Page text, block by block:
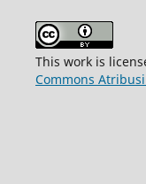
This work is
Commons